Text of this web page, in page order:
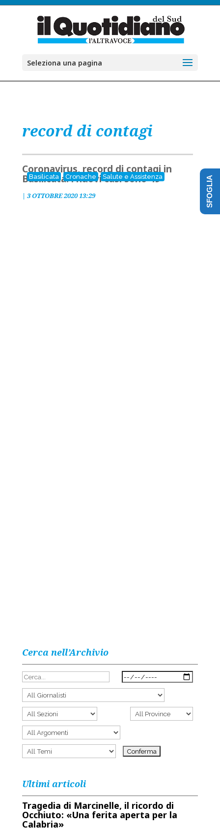
Seleziona una pagina
record di contagi
Basilicata Cronache Salute e Assistenza
Coronavirus, record di contagi in
Basilicata: i nuovi casi sono 49
| 3 OTTOBRE 2020 13:29
Cerca nell’Archivio
Ultimi articoli
Tragedia di Marcinelle, il ricordo di
Occhiuto: «Una ferita aperta per la
Calabria»
SFOGLIA